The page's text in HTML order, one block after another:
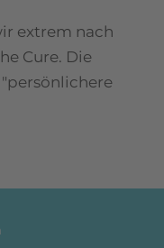
extrem nach
Cure. Die